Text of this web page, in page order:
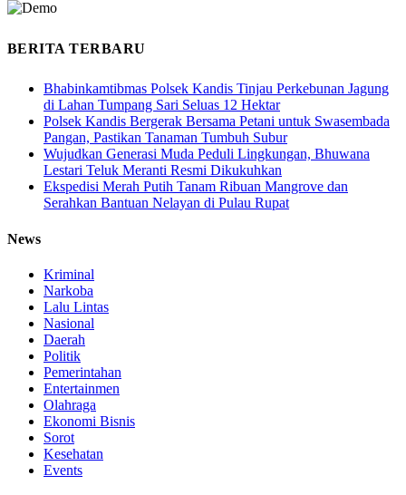
BERITA TERBARU
Bhabinkamtibmas Polsek Kandis Tinjau Perkebunan Jagung
di Lahan Tumpang Sari Seluas 12 Hektar
Polsek Kandis Bergerak Bersama Petani untuk Swasembada
Pangan, Pastikan Tanaman Tumbuh Subur
Wujudkan Generasi Muda Peduli Lingkungan, Bhuwana
Lestari Teluk Meranti Resmi Dikukuhkan
Ekspedisi Merah Putih Tanam Ribuan Mangrove dan
Serahkan Bantuan Nelayan di Pulau Rupat
News
Kriminal
Narkoba
Lalu Lintas
Nasional
Daerah
Politik
Pemerintahan
Entertainmen
Olahraga
Ekonomi Bisnis
Sorot
Kesehatan
Events